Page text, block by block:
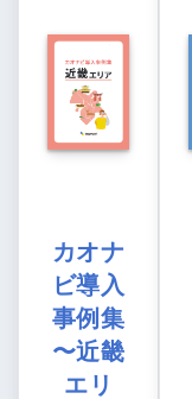
カオナ
ビ導入
事例集
〜近畿
エリ